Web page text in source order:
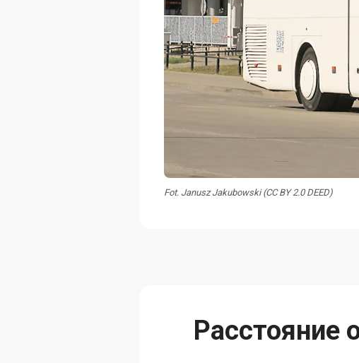
Fot. Janusz Jakubowski (CC BY 2.0 DEED)
Расстояние